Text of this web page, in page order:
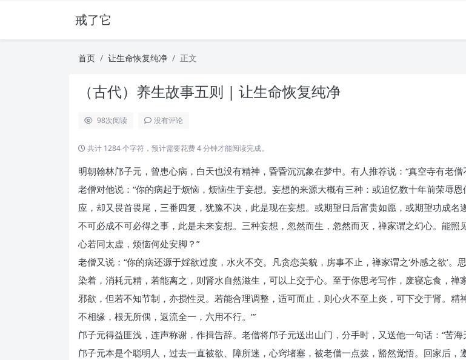
戒了它
首页 让生命恢复纯净 正文
（古代）养生故事五则 | 让生命恢复纯净
98次阅读 没有评论
共计 1284 个字符，预计需要花费 4 分钟才能阅读完成。
明朝翰林邝子元，曾患心病，白天也没有精神，昏昏沉沉象在梦中。有人推荐说：“真空寺有老
老僧对他说：“你的病起于烦恼，烦恼生于妄想。妄想的来源大概有三种：或追忆数十年前荣辱
应，却又畏首畏尾，三番四复，犹豫不决，此是现在妄想。或期望日后富贵如愿，或期望功成
不可必成不可必得之事，此是未来妄想。三种妄想，忽然而生，忽然而灭，禅家谓之幻心。能照
心若同太虚，烦恼何处安脚？”
老僧又说：“你的病还源于婬欲过度，水火不交。凡贪恋美貌，房事不止，禅家谓之‘外感之欲’。
染着，消耗元精，若能离之，则肾水自然滋生，可以上交于心。至于你思考写作，废寝忘食，禅
邪欲，但若不知节制，亦损性灵。若能合理调整，适可而止，则心火不至上炎，可下交于肾。
不相缘，根无所偶，返流全一，六用不行。’”
邝子元得益匪浅，连声称谢，作揖告辞。老僧将邝子元送出山门，分手时，又送他一句话：“苦海
邝子元本是个聪明人，过去一直被欲、障所迷，心窍堵塞，被老僧一点拨，豁然觉悟。回家后